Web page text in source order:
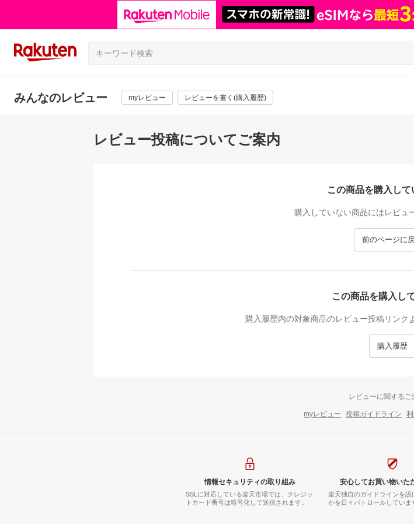
みんなのレビュー myレビュー レビューを書く(購入履歴)
レビュー投稿についてご案内
この商品を購入し
購入していない商品にはレビュ
前のページに
この商品を購入し
購入履歴内の対象商品のレビュー投稿リンク
購入履歴
レビューに関するご
myレビュー 投稿ガイドライン
情報セキュリティの取り組み
SSLに対応している楽天市場では、クレジッ
トカード番号は暗号化して送信されます。
安心してお買い物いた
楽天独自のガイドラインを設
かを日々パトロールしていま